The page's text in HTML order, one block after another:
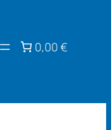
0,00 €